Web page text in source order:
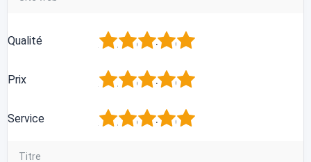
Qualité 5
4
3
2
Prix 5
4
3
2
Service 5
4
3
2